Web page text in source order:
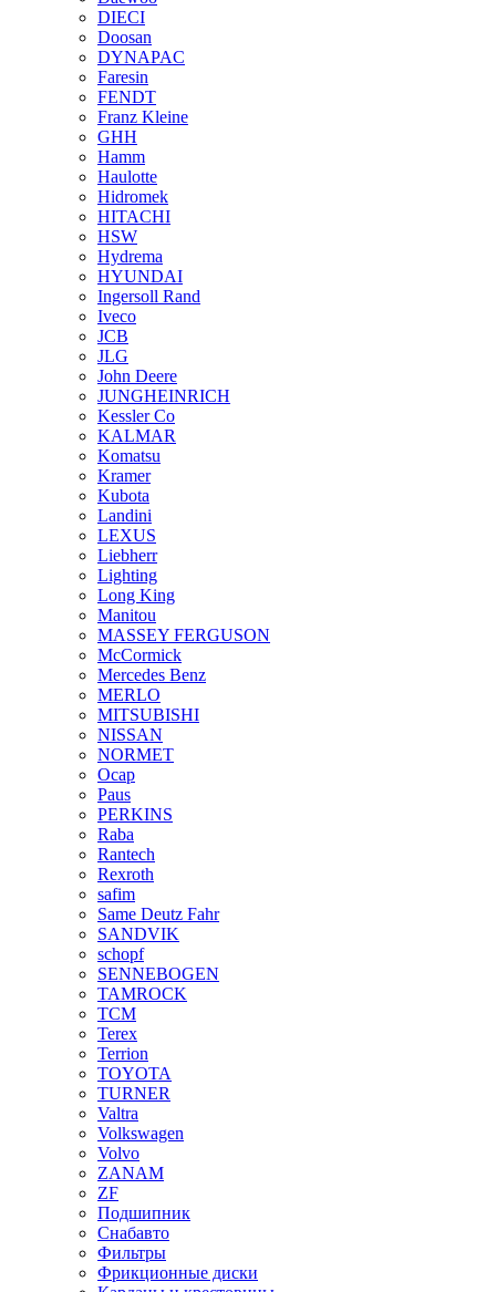
DIECI
Doosan
DYNAPAC
Faresin
FENDT
Franz Kleine
GHH
Hamm
Haulotte
Hidromek
HITACHI
HSW
Hydrema
HYUNDAI
Ingersoll Rand
Iveco
JCB
JLG
John Deere
JUNGHEINRICH
Kessler Co
KALMAR
Komatsu
Kramer
Kubota
Landini
LEXUS
Liebherr
Lighting
Long King
Manitou
MASSEY FERGUSON
McCormick
Mercedes Benz
MERLO
MITSUBISHI
NISSAN
NORMET
Ocap
Paus
PERKINS
Raba
Rantech
Rexroth
safim
Same Deutz Fahr
SANDVIK
schopf
SENNEBOGEN
TAMROCK
TCM
Terex
Terrion
TOYOTA
TURNER
Valtra
Volkswagen
Volvo
ZANAM
ZF
Подшипник
Снабавто
Фильтры
Фрикционные диски